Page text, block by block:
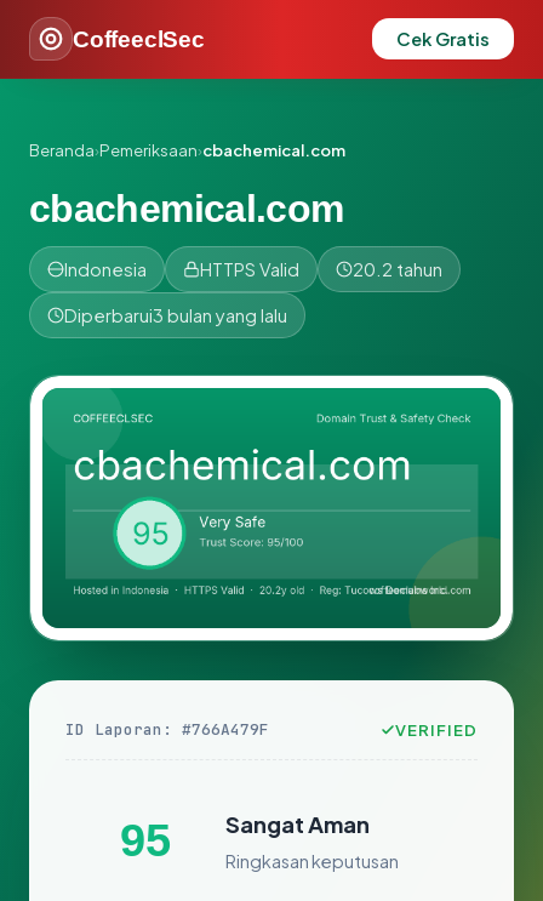
CoffeeclSec Cek Gratis
Beranda›Pemeriksaan›cbachemical.com
cbachemical.com
Indonesia HTTPS Valid 20.2 tahun
Diperbarui3 bulan yang lalu
ID Laporan: #766A479F VERIFIED
95 Sangat Aman
Ringkasan keputusan